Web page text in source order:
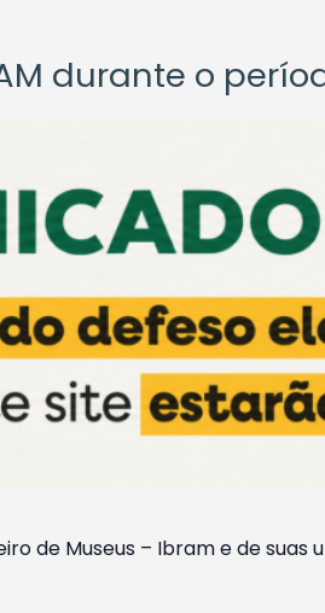
durante o
de Museus – Ibram e de